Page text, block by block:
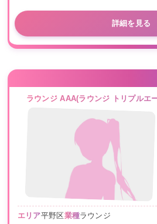
詳細を見る
ラウンジ AAA(ラウンジ トリプルエ
エリア平野区業種ラウンジ